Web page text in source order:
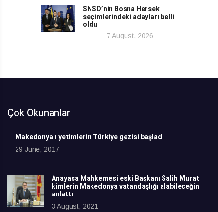
SNSD’nin Bosna Hersek
seçimlerindeki adayları belli
oldu
7 August, 2026
Çok Okunanlar
Makedonyalı yetimlerin Türkiye gezisi başladı
29 June, 2017
Anayasa Mahkemesi eski Başkanı Salih Murat
kimlerin Makedonya vatandaşlığı alabileceğini
anlattı
3 August, 2021